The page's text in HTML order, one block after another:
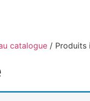
catalogue / Produits